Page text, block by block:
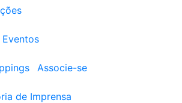
Eventos
Associe-se
de Imprensa